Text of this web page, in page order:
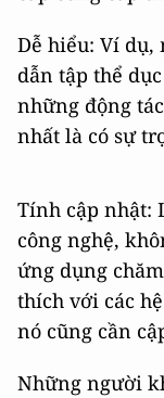
Dễ hiểu: Ví
dẫn tập thể
những động
nhất là có sự
Tính cập nhật:
công nghệ,
ứng dụng
thích với các
nó cũng cần
Những người